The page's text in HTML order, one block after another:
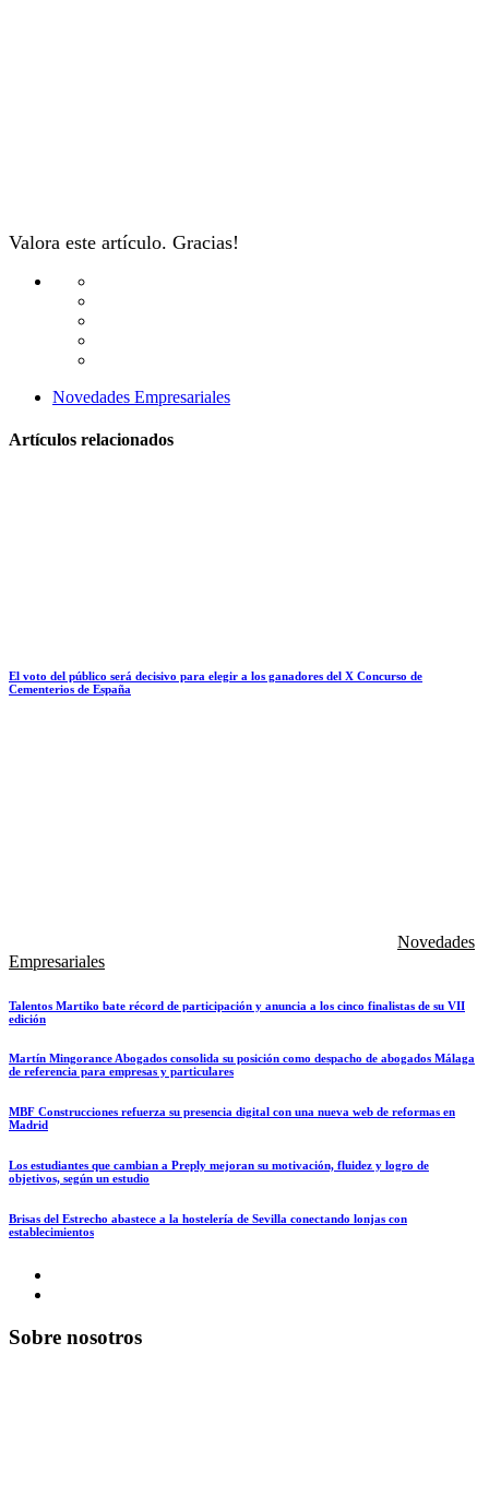
Valora este artículo. Gracias!
Novedades Empresariales
Artículos relacionados
El voto del público será decisivo para elegir a los ganadores del X Concurso de
Cementerios de España
Novedades
Empresariales
Talentos Martiko bate récord de participación y anuncia a los cinco finalistas de su VII
edición
Martín Mingorance Abogados consolida su posición como despacho de abogados Málaga
de referencia para empresas y particulares
MBF Construcciones refuerza su presencia digital con una nueva web de reformas en
Madrid
Los estudiantes que cambian a Preply mejoran su motivación, fluidez y logro de
objetivos, según un estudio
Brisas del Estrecho abastece a la hostelería de Sevilla conectando lonjas con
establecimientos
Sobre nosotros